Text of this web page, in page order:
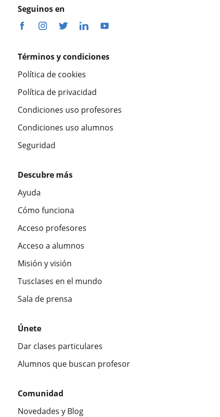
Seguinos en
Términos y condiciones
Política de cookies
Política de privacidad
Condiciones uso profesores
Condiciones uso alumnos
Seguridad
Descubre más
Ayuda
Cómo funciona
Acceso profesores
Acceso a alumnos
Misión y visión
Tusclases en el mundo
Sala de prensa
Únete
Dar clases particulares
Alumnos que buscan profesor
Comunidad
Novedades y Blog